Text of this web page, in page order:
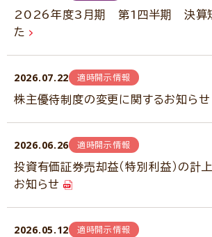
2026年度3月期 第1四半期 決算短
た
2026.07.22 適時開示情報
株主優待制度の変更に関するお知らせ
2026.06.26 適時開示情報
投資有価証券売却益（特別利益）の計
お知らせ
2026.05.12 適時開示情報